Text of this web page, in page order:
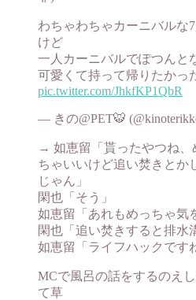
わちゃわちゃカーニバルな
けど
一人カーニバルでぽつんと
可愛くて持って帰りたかっ
pic.twitter.com/JhkfKP1QbR
— きの@PET🐯
→ 如恵留「貰ったやつね、
ちゃいいけど追い焚きとか
じゃん」
閑也「そう」
如恵留「あれもめっちゃ気
閑也「追い焚きすると排水
如恵留「ライフハックです
MCで風呂の話をするのえ
て草